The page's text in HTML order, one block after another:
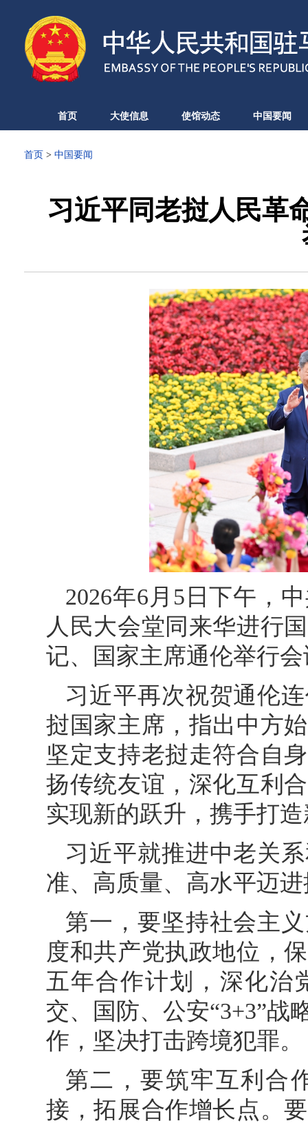
首页 大使信息 使馆动态 中国要闻
首页 > 中国要闻
习近平同老挝人民革
2026年6月5日下午，
人民大会堂同来华进行
记、国家主席通伦举行
习近平再次祝贺通伦
挝国家主席，指出中方
坚定支持老挝走符合自
扬传统友谊，深化互利
实现新的跃升，携手打
习近平就推进中老关
准、高质量、高水平迈
第一，要坚持社会主
度和共产党执政地位，
五年合作计划，深化治
交、国防、公安“3+3”战
作，坚决打击跨境犯罪。
第二，要筑牢互利合
接，拓展合作增长点。